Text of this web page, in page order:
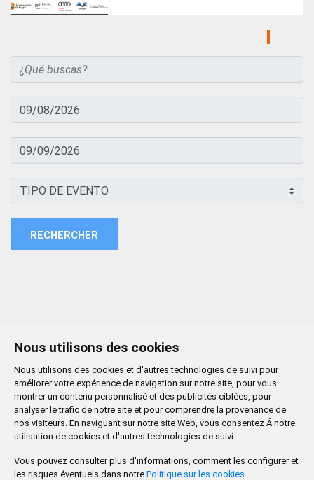
Nous utilisons des cookies
Nous utilisons des cookies et d'autres technologies de suivi pour
améliorer votre expérience de navigation sur notre site, pour vous
montrer un contenu personnalisé et des publicités ciblées, pour
analyser le trafic de notre site et pour comprendre la provenance de
nos visiteurs. En naviguant sur notre site Web, vous consentez Ã notre
utilisation de cookies et d'autres technologies de suivi.
Vous pouvez consulter plus d'informations, comment les configurer et
les risques éventuels dans notre Politique sur les cookies.
RECHERCHER
CONTACTO MAPA WEB AVISO LEGAL